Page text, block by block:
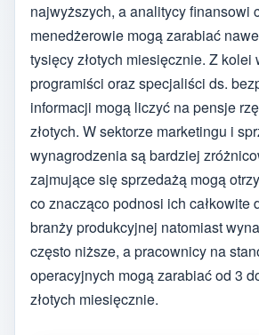
najwyższych, a analitycy finansowi
menedżerowie mogą zarabiać
tysięcy złotych miesięcznie. Z kolei
programiści oraz specjaliści ds.
informacji mogą liczyć na pensje
złotych. W sektorze marketingu i
wynagrodzenia są bardziej
zajmujące się sprzedażą mogą
co znacząco podnosi ich całkowite
branży produkcyjnej natomiast
często niższe, a pracownicy na
operacyjnych mogą zarabiać od 3
złotych miesięcznie.